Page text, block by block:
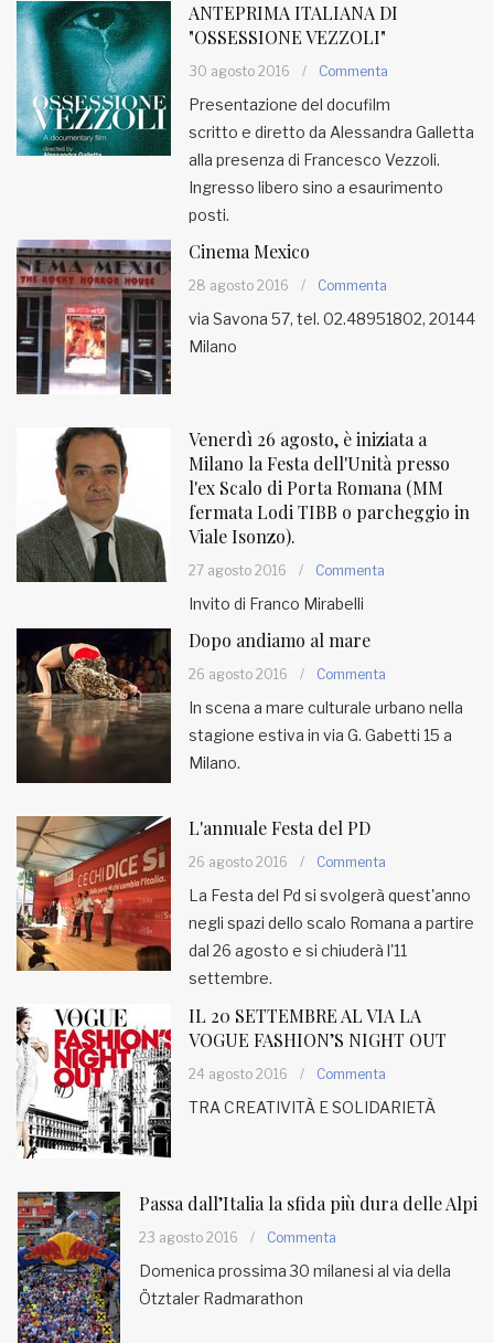
ANTEPRIMA ITALIANA DI
"OSSESSIONE VEZZOLI"
30 agosto 2016 / Commenta
Presentazione del docufilm
scritto e diretto da Alessandra Galletta
alla presenza di Francesco Vezzoli.
Ingresso libero sino a esaurimento
posti.
Cinema Mexico
28 agosto 2016 / Commenta
via Savona 57, tel. 02.48951802, 20144
Milano
Venerdì 26 agosto, è iniziata a
Milano la Festa dell'Unità presso
l'ex Scalo di Porta Romana (MM
fermata Lodi TIBB o parcheggio in
Viale Isonzo).
27 agosto 2016 / Commenta
Invito di Franco Mirabelli
Dopo andiamo al mare
26 agosto 2016 / Commenta
In scena a mare culturale urbano nella
stagione estiva in via G. Gabetti 15 a
Milano.
L'annuale Festa del PD
26 agosto 2016 / Commenta
La Festa del Pd si svolgerà quest'anno
negli spazi dello scalo Romana a partire
dal 26 agosto e si chiuderà l'11
settembre.
IL 20 SETTEMBRE AL VIA LA
VOGUE FASHION’S NIGHT OUT
24 agosto 2016 / Commenta
TRA CREATIVITÀ E SOLIDARIETÀ
Passa dall’Italia la sfida più dura delle Alpi
23 agosto 2016 / Commenta
Domenica prossima 30 milanesi al via della
Ötztaler Radmarathon